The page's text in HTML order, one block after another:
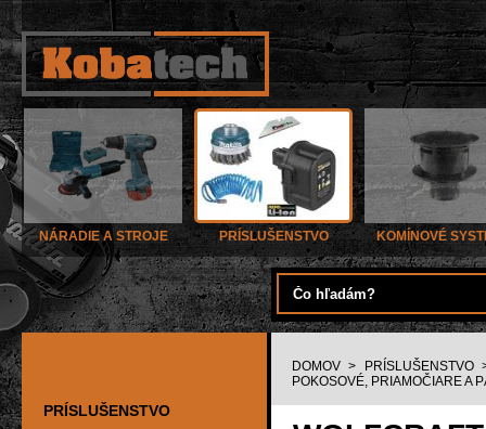
NÁRADIE A STROJE PRÍSLUŠENSTVO KOMÍNOVÉ
PRÍSLUŠENSTVO
DOMOV > PRÍSLUŠENSTVO
POKOSOVÉ, PRIAMOČIARE A